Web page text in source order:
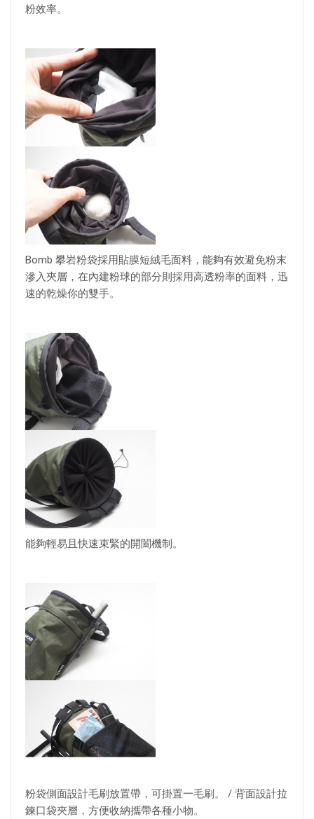
粉效率。
Bomb 攀岩粉袋採用貼膜短絨毛面料，能夠有效避免粉末
滲入夾層，在內建粉球的部分則採用高透粉率的面料，迅
速的乾燥你的雙手。
能夠輕易且快速束緊的開闔機制。
粉袋側面設計毛刷放置帶，可掛置一毛刷。 / 背面設計拉
鍊口袋夾層，方便收納攜帶各種小物。